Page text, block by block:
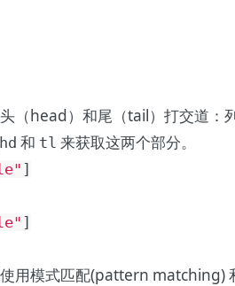
（head）和尾（tail）打交道：
hd 和 tl 来获取这两个部分。
]
]
用模式匹配(pattern matching)